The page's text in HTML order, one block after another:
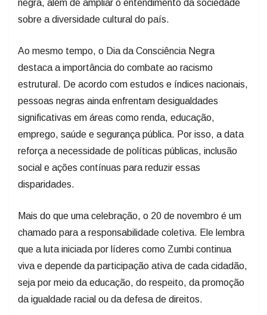
negra, além de ampliar o entendimento da sociedade
sobre a diversidade cultural do país.
Ao mesmo tempo, o Dia da Consciência Negra
destaca a importância do combate ao racismo
estrutural. De acordo com estudos e índices nacionais,
pessoas negras ainda enfrentam desigualdades
significativas em áreas como renda, educação,
emprego, saúde e segurança pública. Por isso, a data
reforça a necessidade de políticas públicas, inclusão
social e ações contínuas para reduzir essas
disparidades.
Mais do que uma celebração, o 20 de novembro é um
chamado para a responsabilidade coletiva. Ele lembra
que a luta iniciada por líderes como Zumbi continua
viva e depende da participação ativa de cada cidadão,
seja por meio da educação, do respeito, da promoção
da igualdade racial ou da defesa de direitos.